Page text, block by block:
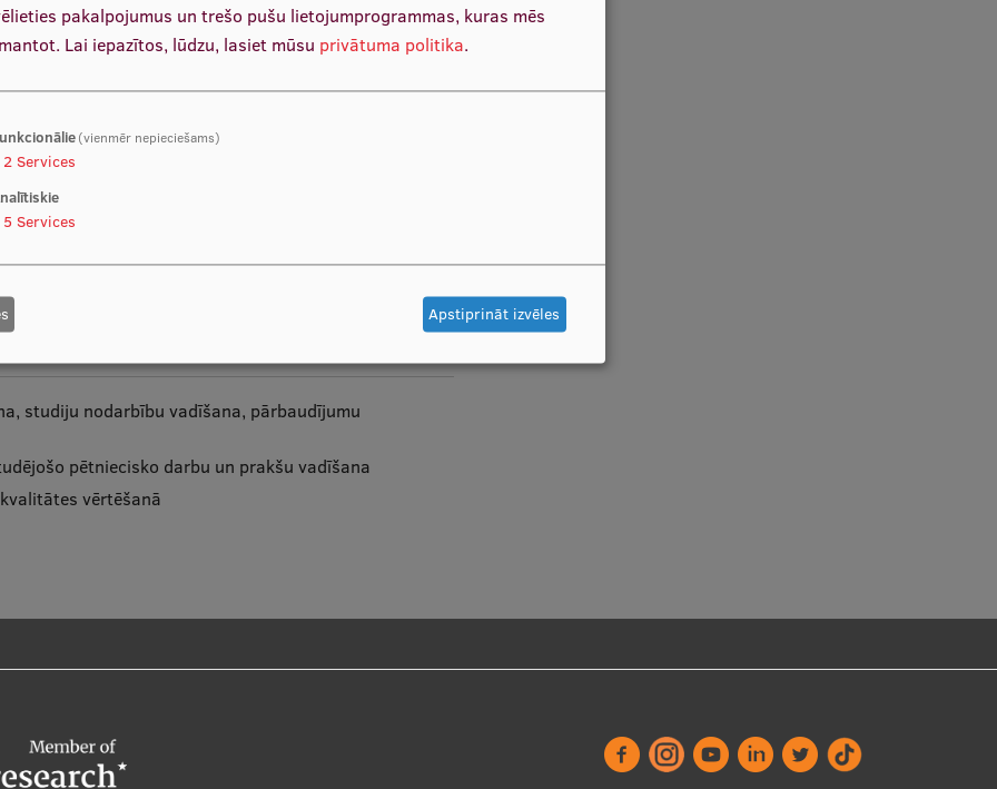
un/vai publicēti mācību līdzekļi
studiju nodarbību vadīšana, pārbaudījumu
pētniecisko darbu un prakšu vadīšana
vērtēšanā
pakalpojumus un trešo pušu lietojumprogrammas, kuras mēs
Lai iepazītos, lūdzu, lasiet mūsu privātuma politika.
(vienmēr nepieciešams)
2 Services
5 Services
Apstiprināt izvēles